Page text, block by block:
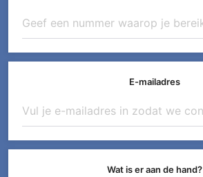
E-mailadres
Wat is er aan de hand?